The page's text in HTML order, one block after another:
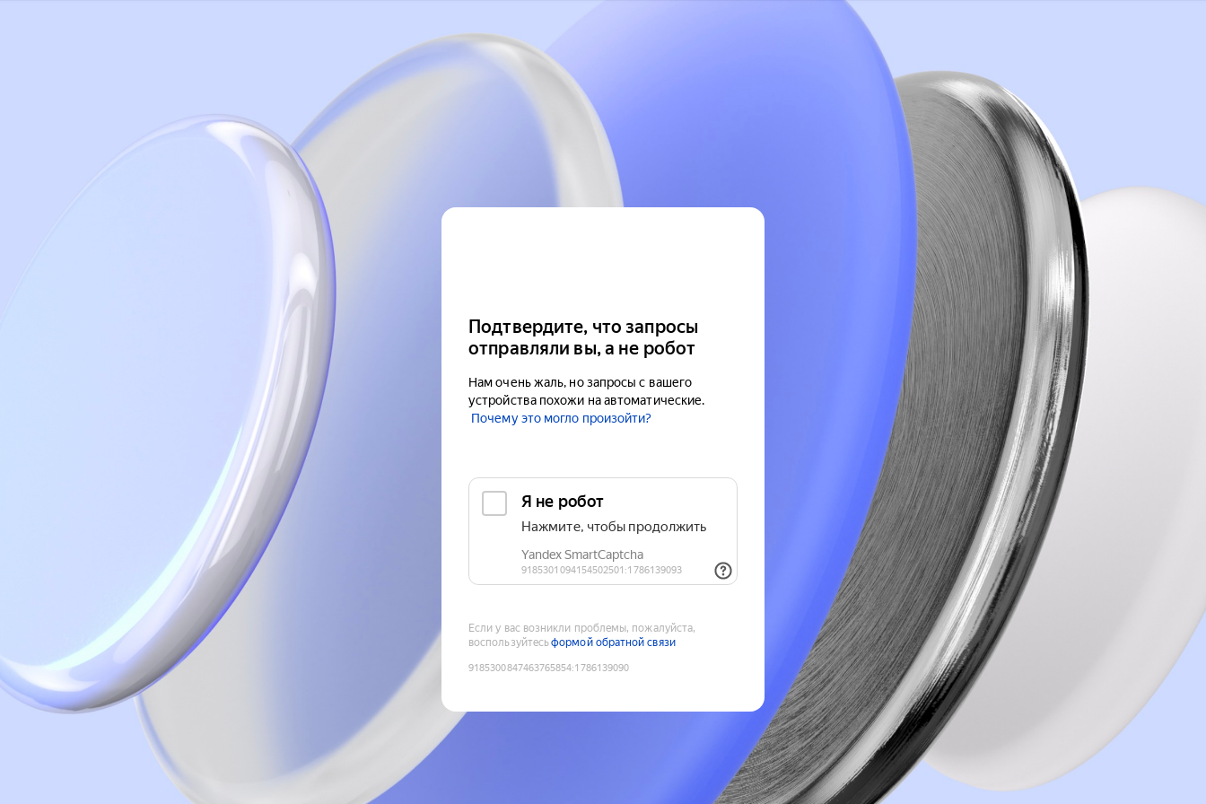
Подтвердите, что запросы
отправляли вы, а не робот
Нам очень жаль, но запросы с вашего
устройства похожи на автоматические.
Почему это могло произойти?
Если у вас возникли проблемы, пожалуйста,
воспользуйтесьформой обратной связи
9185300847463765854:1786139090